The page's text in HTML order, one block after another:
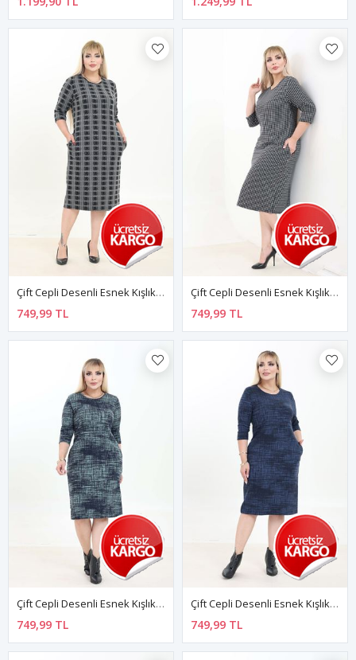
Çift Cepli Desenli Esnek Kışlık Büyük Beden Midi Elbise 45C-2765
749,99 TL
Çift Cepli Desenli Esnek Kışlık Büyük Beden Midi Elbise 16C-2758
749,99 TL
Çift Cepli Desenli Esnek Kışlık Büyük Beden Midi Elbise 24C-2759
749,99 TL
Çift Cepli Desenli Esnek Kışlık Büyük Beden Midi Elbise 4A-2754
749,99 TL